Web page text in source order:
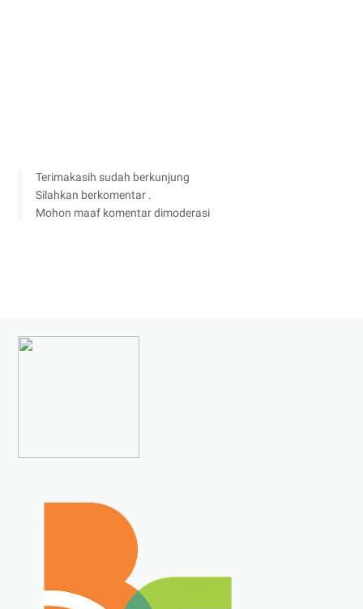
Terimakasih sudah berkunjung
Silahkan berkomentar .
Mohon maaf komentar dimoderasi